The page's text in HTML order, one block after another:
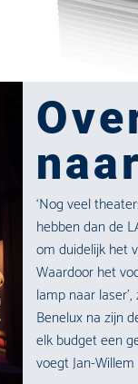
‘Nog veel
hebben dan de
om duidelijk het
Waardoor het
lamp naar
Benelux na zijn
elk budget een
voegt Jan-